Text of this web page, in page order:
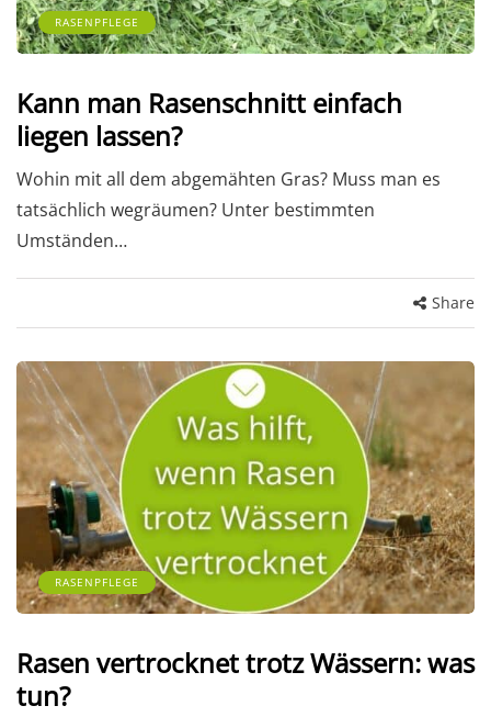
RASENPFLEGE
Kann man Rasenschnitt einfach
liegen lassen?
Wohin mit all dem abgemähten Gras? Muss man es
tatsächlich wegräumen? Unter bestimmten
Umständen…
Share
RASENPFLEGE
Rasen vertrocknet trotz Wässern: was
tun?